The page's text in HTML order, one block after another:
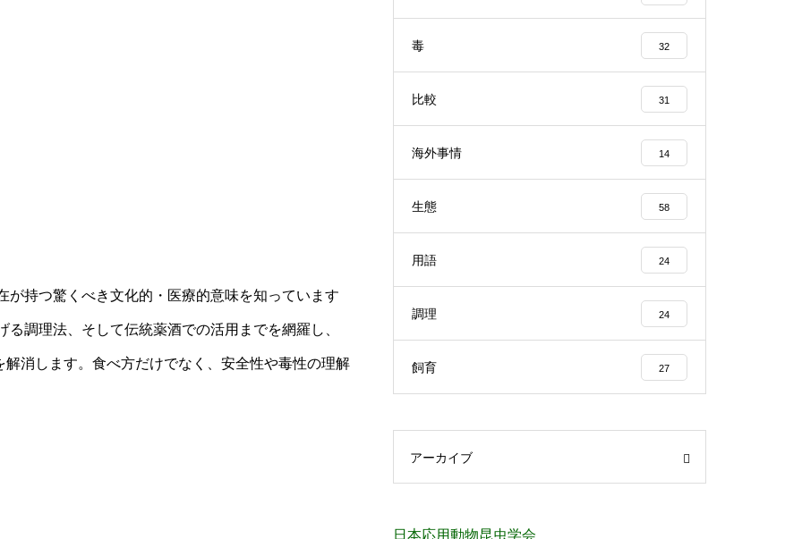
持つ驚くべき文化的・医療的意味を知っています
調理法、そして伝統薬酒での活用までを網羅し、
解消します。食べ方だけでなく、安全性や毒性の理解
毒 32
比較 31
海外事情 14
生態 58
用語 24
調理 24
飼育 27
アーカイブ
日本応用動物昆虫学会